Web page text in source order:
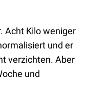
Acht Kilo weniger
und er
verzichten. Aber
und